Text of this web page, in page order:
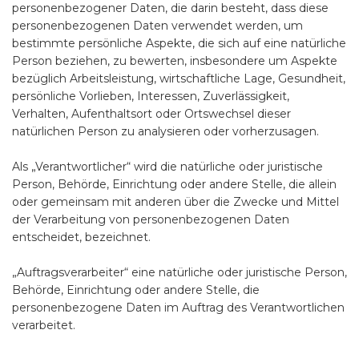
personenbezogener Daten, die darin besteht, dass diese
personenbezogenen Daten verwendet werden, um
bestimmte persönliche Aspekte, die sich auf eine natürliche
Person beziehen, zu bewerten, insbesondere um Aspekte
bezüglich Arbeitsleistung, wirtschaftliche Lage, Gesundheit,
persönliche Vorlieben, Interessen, Zuverlässigkeit,
Verhalten, Aufenthaltsort oder Ortswechsel dieser
natürlichen Person zu analysieren oder vorherzusagen.
Als „Verantwortlicher“ wird die natürliche oder juristische
Person, Behörde, Einrichtung oder andere Stelle, die allein
oder gemeinsam mit anderen über die Zwecke und Mittel
der Verarbeitung von personenbezogenen Daten
entscheidet, bezeichnet.
„Auftragsverarbeiter“ eine natürliche oder juristische Person,
Behörde, Einrichtung oder andere Stelle, die
personenbezogene Daten im Auftrag des Verantwortlichen
verarbeitet.